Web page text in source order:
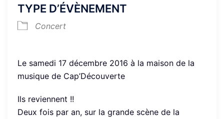
TYPE D’ÉVÈNEMENT
Concert
Le samedi 17 décembre 2016 à la maison de la
musique de Cap’Découverte
Ils reviennent !!
Deux fois par an, sur la grande scène de la